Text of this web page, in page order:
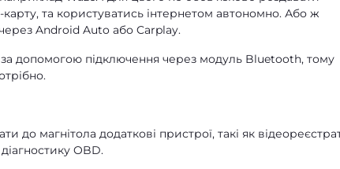
та користуватись інтернетом автономно. Або ж
Android Auto або Carplay.
допомогою підключення через модуль Bluetooth, тому
до магнітола додаткові пристрої, такі як
OBD.